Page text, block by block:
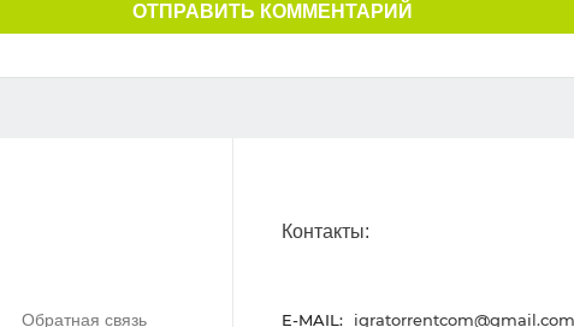
ОТПРАВИТЬ КОММЕНТАРИЙ
Обратная связь
Контакты:
E-MAIL: